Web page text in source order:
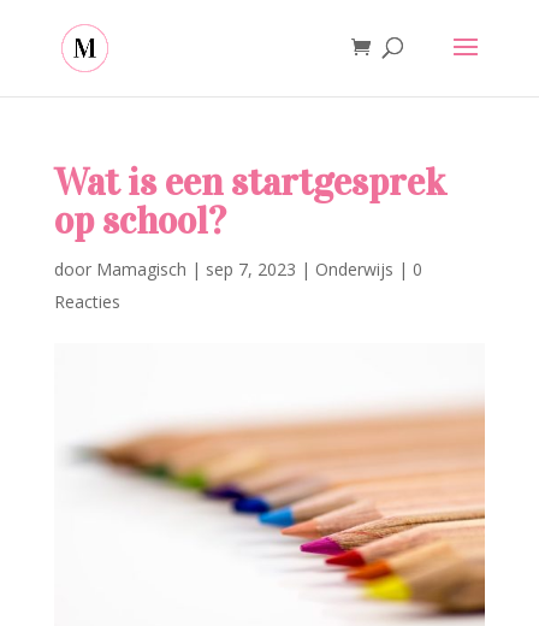
Wat is een startgesprek
op school?
door Mamagisch | sep 7, 2023 | Onderwijs | 0
Reacties